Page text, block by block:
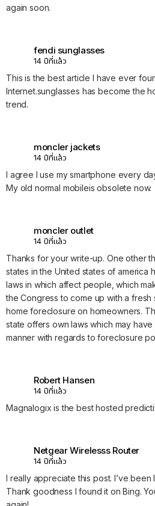
again soon.
fendi sunglasses
14 ปีที่แล้ว
This is the best article I have ever
Internet.sunglasses has become the
trend.
moncler jackets
14 ปีที่แล้ว
I agree I use my smartphone every
My old normal mobileis obsolete now.
moncler outlet
14 ปีที่แล้ว
Thanks for your write-up. One other
states in the United states of america
laws in which affect people, which
the Congress to come up with a
home foreclosure on homeowners.
state offers own laws which may
manner with regards to foreclosure
Robert Hansen
14 ปีที่แล้ว
Magnalogix is the best hosted
Netgear Wirelesss Router
14 ปีที่แล้ว
I really appreciate this post. I’ve
Thank goodness I found it on Bing.